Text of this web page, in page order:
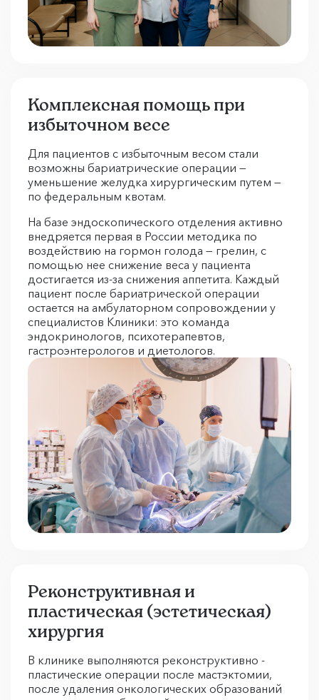
Комплексная помощь при
избыточном весе
Для пациентов с избыточным весом стали
возможны бариатрические операции —
уменьшение желудка хирургическим путем —
по федеральным квотам.
На базе эндоскопического отделения активно
внедряется первая в России методика по
воздействию на гормон голода — грелин, с
помощью нее снижение веса у пациента
достигается из-за снижения аппетита. Каждый
пациент после бариатрической операции
остается на амбулаторном сопровождении у
специалистов Клиники: это команда
эндокринологов, психотерапевтов,
гастроэнтерологов и диетологов.
Реконструктивная и
пластическая (эстетическая)
хирургия
В клинике выполняются реконструктивно -
пластические операции после мастэктомии,
после удаления онкологических образований